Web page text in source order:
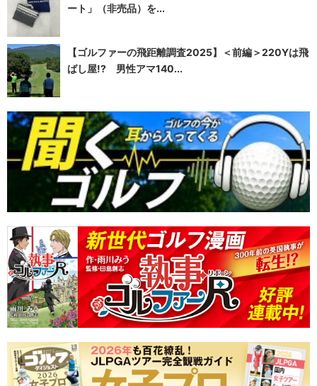
ート」（非売品）を...
【ゴルファーの飛距離調査2025】＜前編＞220Yは飛
ばし屋!? 男性アマ140...